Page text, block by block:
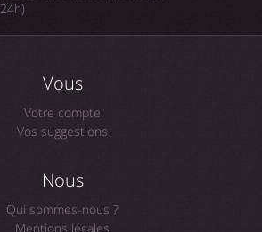
24h)
Vous
Votre compte
Vos suggestions
Nous
Qui sommes-nous ?
Mentions légales